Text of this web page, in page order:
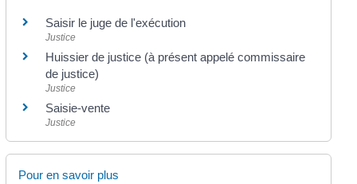
Saisir le juge de l'exécution
Justice
Huissier de justice (à présent appelé commissaire
de justice)
Justice
Saisie-vente
Justice
Pour en savoir plus